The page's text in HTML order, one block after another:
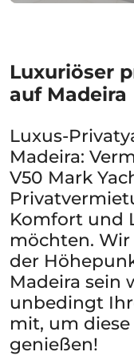
Luxuriöser
auf Madeira
Luxus-
Madeira:
V50 Mark
Komfort und
möchten. Wir
der
Madeira sein
unbedingt
mit, um
genießen!